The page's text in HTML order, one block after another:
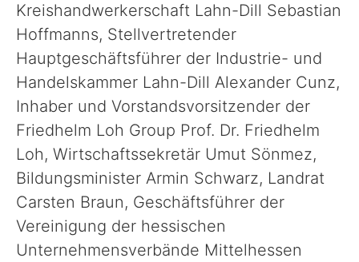
Kreishandwerkerschaft Lahn-Dill Sebastian
Hoffmanns, Stellvertretender
Hauptgeschäftsführer der Industrie- und
Handelskammer Lahn-Dill Alexander Cunz,
Inhaber und Vorstandsvorsitzender der
Friedhelm Loh Group Prof. Dr. Friedhelm
Loh, Wirtschaftssekretär Umut Sönmez,
Bildungsminister Armin Schwarz, Landrat
Carsten Braun, Geschäftsführer der
Vereinigung der hessischen
Unternehmensverbände Mittelhessen